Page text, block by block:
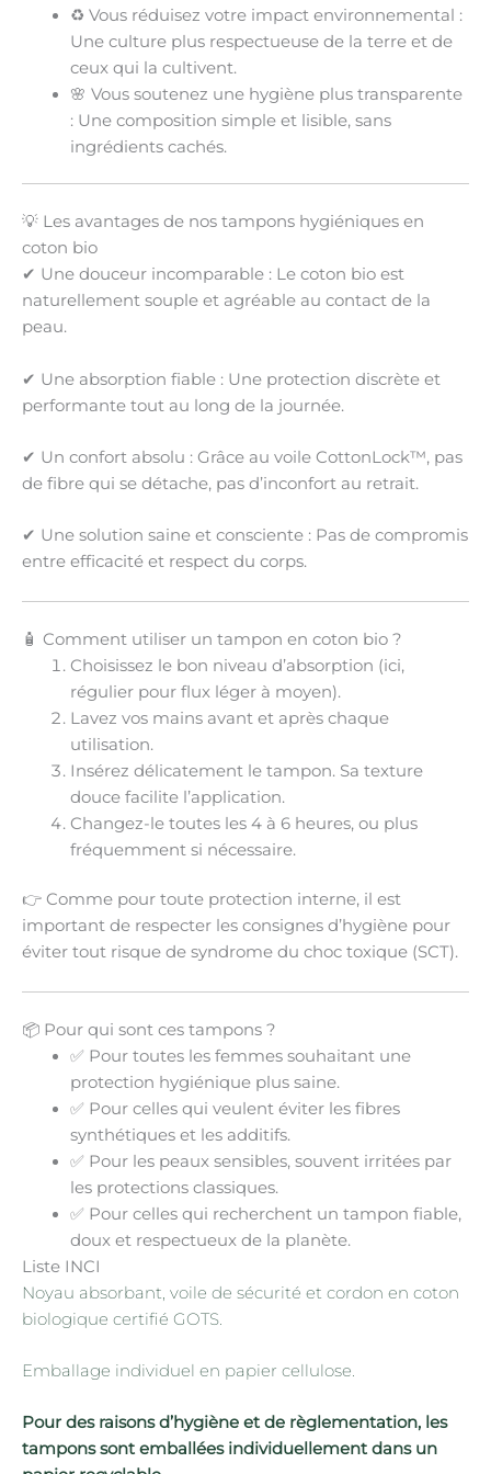
♻ Vous réduisez votre impact environnemental :
Une culture plus respectueuse de la terre et de
ceux qui la cultivent.
🌸 Vous soutenez une hygiène plus transparente
: Une composition simple et lisible, sans
ingrédients cachés.
💡 Les avantages de nos tampons hygiéniques en
coton bio
✔ Une douceur incomparable : Le coton bio est
naturellement souple et agréable au contact de la
peau.
✔ Une absorption fiable : Une protection discrète et
performante tout au long de la journée.
✔ Un confort absolu : Grâce au voile CottonLock™, pas
de fibre qui se détache, pas d’inconfort au retrait.
✔ Une solution saine et consciente : Pas de compromis
entre efficacité et respect du corps.
🧴 Comment utiliser un tampon en coton bio ?
Choisissez le bon niveau d’absorption (ici,
régulier pour flux léger à moyen).
Lavez vos mainsavant et après chaque
utilisation.
Insérez délicatement le tampon. Sa texture
douce facilite l’application.
Changez-le toutes les 4 à 6 heures, ou plus
fréquemment si nécessaire.
👉 Comme pour toute protection interne, il est
important de respecter les consignes d’hygiène pour
éviter tout risque de syndrome du choc toxique (SCT).
📦 Pour qui sont ces tampons ?
✅ Pour toutes les femmes souhaitant une
protection hygiénique plus saine.
✅ Pour celles qui veulent éviter les fibres
synthétiques et les additifs.
✅ Pour les peaux sensibles, souvent irritées par
les protections classiques.
✅ Pour celles qui recherchent un tampon fiable,
doux et respectueux de la planète.
Liste INCI
Noyau absorbant, voile de sécurité et cordon en coton
biologique certifié GOTS.
Emballage individuel en papier cellulose.
Pour des raisons d’hygiène et de règlementation, les
tampons sont emballées individuellement dans un